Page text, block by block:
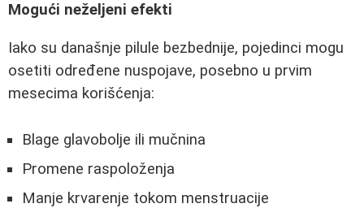
Mogući neželjeni efekti
Iako su današnje pilule bezbednije, pojedinci mogu
osetiti određene nuspojave, posebno u prvim
mesecima korišćenja:
Blage glavobolje ili mučnina
Promene raspoloženja
Manje krvarenje tokom menstruacije